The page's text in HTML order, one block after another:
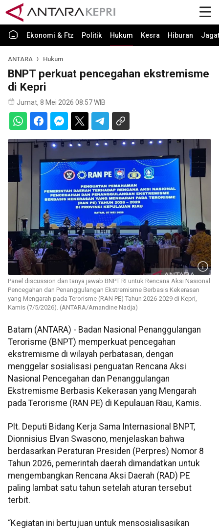
Ekonomi & Ftz Politik Hukum Kesra Hiburan Jagat
ANTARA Hukum
BNPT perkuat pencegahan ekstremisme
di Kepri
Jumat, 8 Mei 2026 08:57 WIB
Panel discussion dan tanya jawab BNPT RI untuk Rencana Aksi Nasional
Pencegahan dan Penanggulangan Ekstremisme Berbasis Kekerasan
yang Mengarah pada Terorisme (RAN PE) Tahun 2026-2029 di Kepri,
Kamis (7/5/2026). (ANTARA/Amandine Nadja)
Batam (ANTARA) - Badan Nasional Penanggulangan
Terorisme (BNPT) memperkuat pencegahan
ekstremisme di wilayah perbatasan, dengan
menggelar sosialisasi penguatan Rencana Aksi
Nasional Pencegahan dan Penanggulangan
Ekstremisme Berbasis Kekerasan yang Mengarah
pada Terorisme (RAN PE) di Kepulauan Riau, Kamis.
Plt. Deputi Bidang Kerja Sama Internasional BNPT,
Dionnisius Elvan Swasono, menjelaskan bahwa
berdasarkan Peraturan Presiden (Perpres) Nomor 8
Tahun 2026, pemerintah daerah dimandatkan untuk
mengembangkan Rencana Aksi Daerah (RAD) PE
paling lambat satu tahun setelah aturan tersebut
terbit.
“Kegiatan ini bertujuan untuk mensosialisasikan